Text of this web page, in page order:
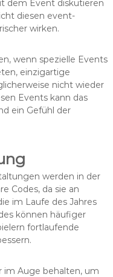
dem Event diskutieren
diesen event-
wirken.
wenn spezielle Events
einzigartige
nicht wieder
Events kann das
ein Gefühl der
werden in der
Codes, da sie an
im Laufe des Jahres
können häufiger
fortlaufende
im Auge behalten, um